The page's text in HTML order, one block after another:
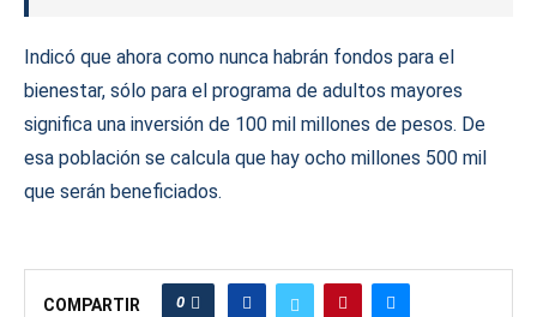
Indicó que ahora como nunca habrán fondos para el
bienestar, sólo para el programa de adultos mayores
significa una inversión de 100 mil millones de pesos. De
esa población se calcula que hay ocho millones 500 mil
que serán beneficiados.
COMPARTIR 0